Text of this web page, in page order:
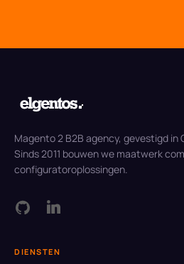
Magento 2 B2B agency, gevestigd in
Sinds 2011 bouwen we maatwerk
configuratoroplossingen.
DIENSTEN